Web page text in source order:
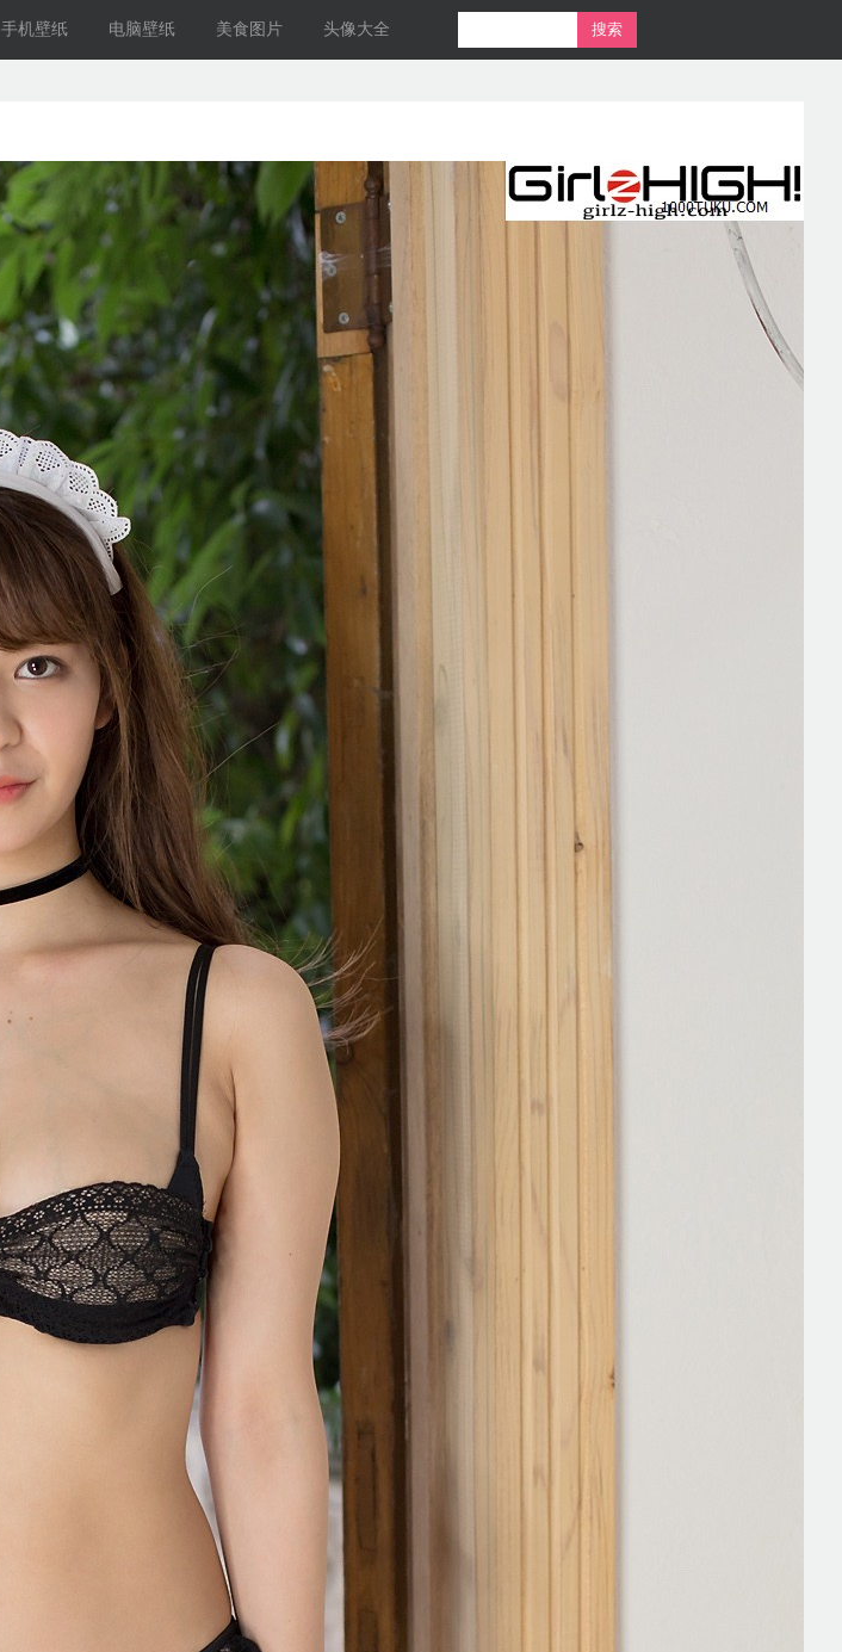
手机壁纸 电脑壁纸 美食图片 头像大全 搜索